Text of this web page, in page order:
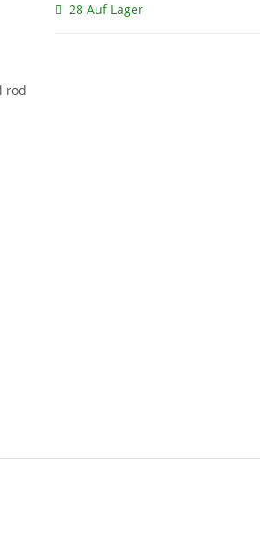
28 Auf Lager